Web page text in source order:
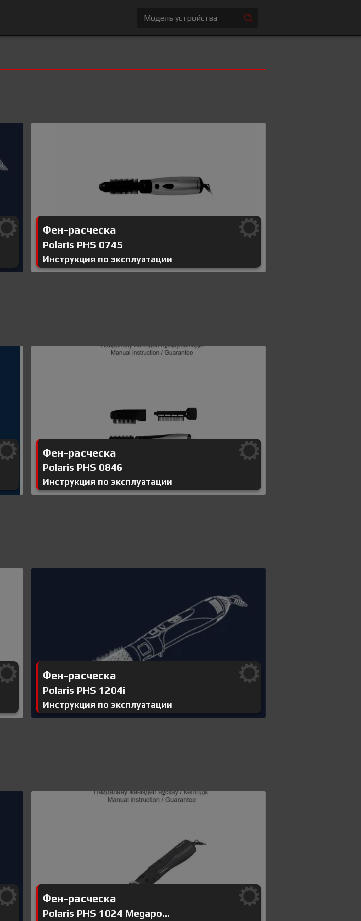
Фен-расческа
Polaris PHS 0745
Инструкция по эксплуатации
Фен-расческа
Polaris PHS 0846
Инструкция по эксплуатации
Фен-расческа
Polaris PHS 1204i
Инструкция по эксплуатации
Фен-расческа
Polaris PHS 1024 Megapo...